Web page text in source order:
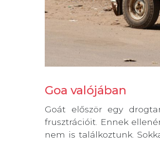
Goa valójában
Goát először egy
frusztrációit. Ennek
nem is találkoztunk.